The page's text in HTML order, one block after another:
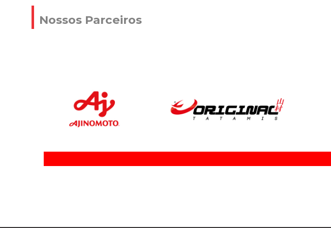
Nossos Parceiros